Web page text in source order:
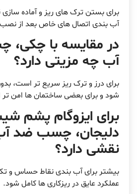
برای بستن ترک های ریز و آماده
آب بندی اتصال های خاص بعد از
در مقایسه با
آب چه مزیتی دارد؟
برای درز و ترک ریز سریع تر است،
شود و برای بعضی ساختمان ها امن
برای ایزوگام پشم
دلیجان، چسب ضد
نقشی دارد؟
بیشتر برای آب بندی نقاط حساس و
عملکرد عایق در ریزکاری ها کامل شود.